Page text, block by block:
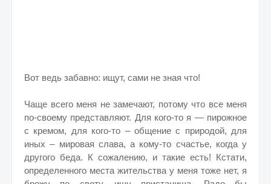
Вот ведь забавно: ищут, сами не зная что!
Чаще всего меня не замечают, потому что все меня
по-своему представляют. Для кого-то я — пирожное
с кремом, для кого-то – общение с природой, для
иных – мировая слава, а кому-то счастье, когда у
другого беда. К сожалению, и такие есть! Кстати,
определенного места жительства у меня тоже нет, я